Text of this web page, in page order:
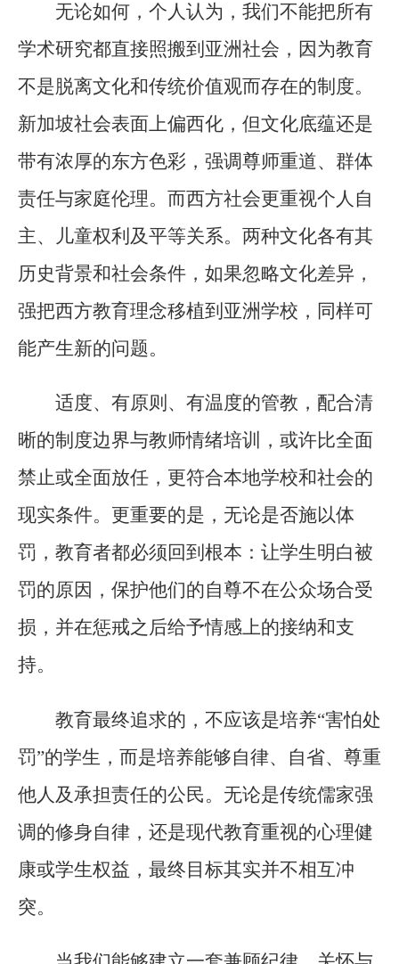
无论如何，个人认为，我们不能把所有
学术研究都直接照搬到亚洲社会，因为教育
不是脱离文化和传统价值观而存在的制度。
新加坡社会表面上偏西化，但文化底蕴还是
带有浓厚的东方色彩，强调尊师重道、群体
责任与家庭伦理。而西方社会更重视个人自
主、儿童权利及平等关系。两种文化各有其
历史背景和社会条件，如果忽略文化差异，
强把西方教育理念移植到亚洲学校，同样可
能产生新的问题。
适度、有原则、有温度的管教，配合清
晰的制度边界与教师情绪培训，或许比全面
禁止或全面放任，更符合本地学校和社会的
现实条件。更重要的是，无论是否施以体
罚，教育者都必须回到根本：让学生明白被
罚的原因，保护他们的自尊不在公众场合受
损，并在惩戒之后给予情感上的接纳和支
持。
教育最终追求的，不应该是培养“害怕处
罚”的学生，而是培养能够自律、自省、尊重
他人及承担责任的公民。无论是传统儒家强
调的修身自律，还是现代教育重视的心理健
康或学生权益，最终目标其实并不相互冲
突。